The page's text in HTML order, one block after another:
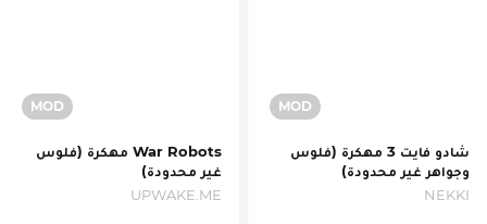
شادو فايت 3 مهكرة (فلوس
وجواهر غير محدودة)
NEKKI
War Robots مهكرة (فلوس
غير محدودة)
UPWAKE.ME